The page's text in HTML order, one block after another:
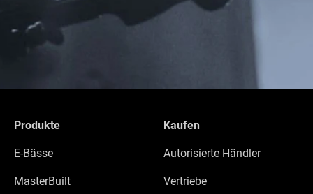
Produkte
E-Bässe
MasterBuilt
Kaufen
Autorisierte Händler
Vertriebe